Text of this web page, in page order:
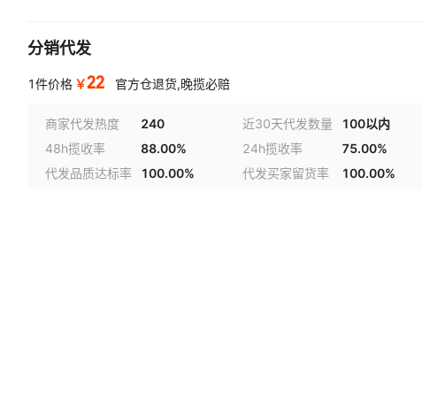
黑色短款
黑色汉剑长
分销代发
1件价格 ￥22 官方仓退货,晚揽必赔
商家代发热度 240 近30天代发数量 100以内
48h揽收率
88.00% 24h揽收率 75.00%
代发品质达标率
100.00% 代发买家留货率 100.00%